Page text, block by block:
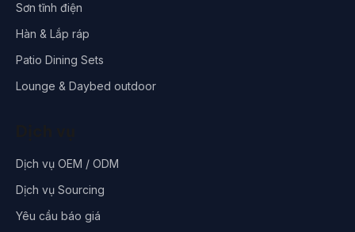
Sơn tĩnh điện
Hàn & Lắp ráp
Patio Dining Sets
Lounge & Daybed outdoor
Dịch vụ OEM / ODM
Dịch vụ Sourcing
Yêu cầu báo giá